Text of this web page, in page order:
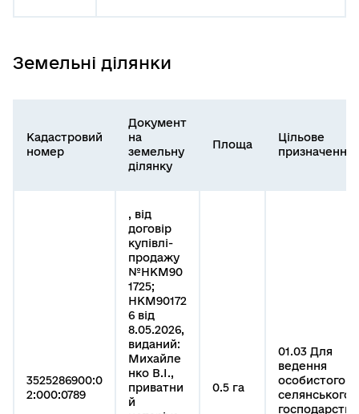
Земельні ділянки
Кадастровий
номер
Документ
на
земельну
ділянку
Площа
Цільове
призначення
3525286900:0
2:000:0789
, від
договір
купівлі-
продажу
№НКМ90
1725;
НКМ90172
6 від
8.05.2026,
виданий:
Михайле
нко В.І.,
приватни
й
0.5 га
01.03 Для
ведення
особистого
селянського
господарств